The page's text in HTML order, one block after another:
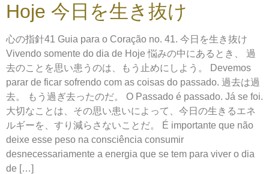
Hoje 今日を生き抜け
心の指針41 Guia para o Coração no. 41. 今日を生き抜け
Vivendo somente do dia de Hoje 悩みの中にあるとき、 過
去のことを思い患うのは、もう止めにしよう。 Devemos
parar de ficar sofrendo com as coisas do passado. 過去は過
去。 もう過ぎ去ったのだ。 O Passado é passado. Já se foi.
大切なことは、その思い患いによって、今日の生きるエネ
ルギーを、すり減らさないことだ。 É importante que não
deixe esse peso na consciência consumir
desnecessariamente a energia que se tem para viver o dia
de […]